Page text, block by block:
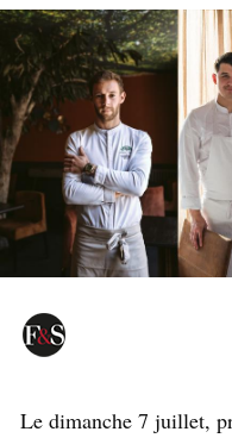
Le dimanche 7 juillet,